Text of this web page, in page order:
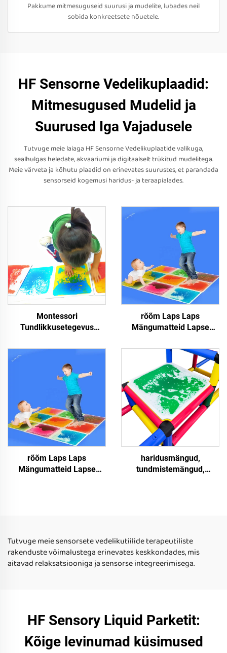
Pakkume mitmesuguseid suurusi ja mudelite, lubades neil
sobida konkreetsete nõuetele.
HF Sensorne Vedelikuplaadid:
Mitmesugused Mudelid ja
Suurused Iga Vajadusele
Tutvuge meie laiaga HF Sensorne Vedelikuplaatide valikuga,
sealhulgas heledate, akvaariumi ja digitaalselt trükitud mudelitega.
Meie värveta ja kõhutu plaadid on erinevates suurustes, et parandada
sensorseid kogemusi haridus- ja teraapialades.
Montessori
Tundlikkusetegevus
Mootor Pargipussi Lapsed
Eemaltoksid
Mängumatteid Tundlikkus
Väide Tiksid
rõõm Laps Laps
Mängumatteid Lapse
PVC Väide Tundlikkus
Väide Tiksid
rõõm Laps Laps
Mängumatteid Lapse
haridusmängud,
tundmistemängud,
Tutvuge meie sensorsete vedelikutiilide terapeutiliste
rakenduste võimalustega erinevates keskkondades, mis
aitavad relaksatsiooniga ja sensorse integreerimisega.
HF Sensory Liquid Parketit:
Kõige levinumad küsimused